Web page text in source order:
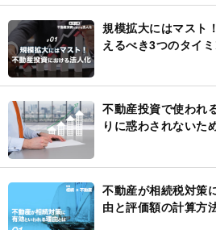
規模拡大にはマスト
えるべき3つのタイ
不動産投資で使われ
りに惑わされないた
不動産が相続税対策
由と評価額の計算方